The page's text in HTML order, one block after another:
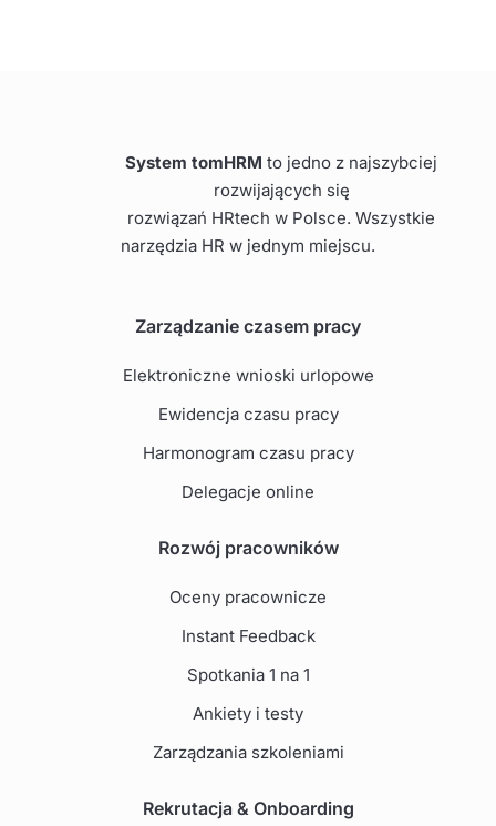
System tomHRM to jedno z najszybciej
rozwijających się
rozwiązań HRtech w Polsce. Wszystkie
narzędzia HR w jednym miejscu.
Zarządzanie czasem pracy
Elektroniczne wnioski urlopowe
Ewidencja czasu pracy
Harmonogram czasu pracy
Delegacje online
Rozwój pracowników
Oceny pracownicze
Instant Feedback
Spotkania 1 na 1
Ankiety i testy
Zarządzania szkoleniami
Rekrutacja & Onboarding